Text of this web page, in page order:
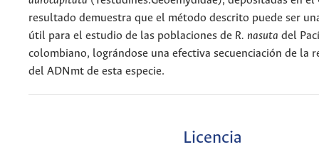
resultado demuestra que el método descrito puede ser
útil para el estudio de las poblaciones de R. nasuta del
colombiano, lográndose una efectiva secuenciación de la
del ADNmt de esta especie.
Licencia